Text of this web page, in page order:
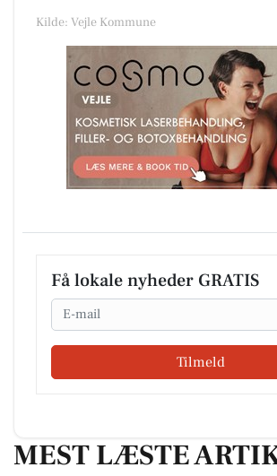
Kilde: Vejle Kommune
Få lokale nyheder GRATIS
Email
Tilmeld
MEST LÆSTE